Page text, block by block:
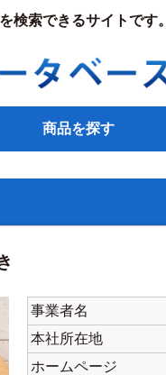
検索できるサイトです。
商品を探す
事業者名
本社所在地
ホームページ